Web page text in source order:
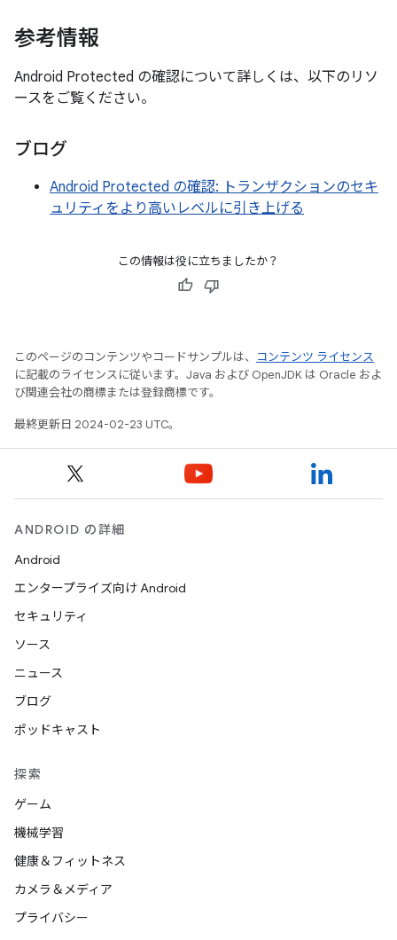
参考情報
Android Protected の確認について詳しくは、以下のリソ
ースをご覧ください。
ブログ
Android Protected の確認: トランザクションのセキ
ュリティをより高いレベルに引き上げる
この情報は役に立ちましたか？
このページのコンテンツやコードサンプルは、
コンテンツ ライセンス
に記載のライセンスに従います。Java および OpenJDK は Oracle およ
び関連会社の商標または登録商標です。
最終更新日 2024-02-23 UTC。
ANDROID の詳細
Android
エンタープライズ向け Android
セキュリティ
ソース
ニュース
ブログ
ポッドキャスト
探索
ゲーム
機械学習
健康＆フィットネス
カメラ＆メディア
プライバシー